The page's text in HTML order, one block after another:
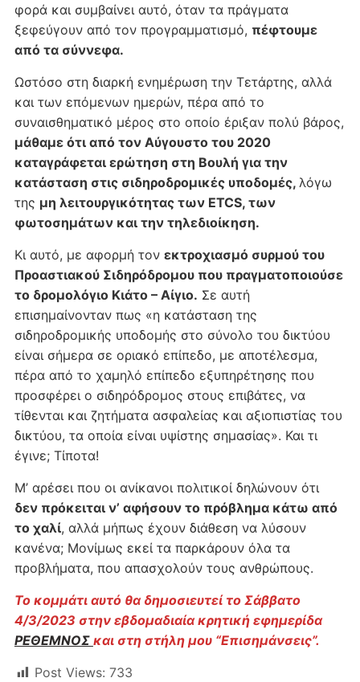
φορά και συμβαίνει αυτό, όταν τα πράγματα
ξεφεύγουν από τον προγραμματισμό, πέφτουμε
από τα σύννεφα.
Ωστόσο στη διαρκή ενημέρωση την Τετάρτης, αλλά
και των επόμενων ημερών, πέρα από το
συναισθηματικό μέρος στο οποίο έριξαν πολύ βάρος,
μάθαμε ότι από τον Αύγουστο του 2020
καταγράφεται ερώτηση στη Βουλή για την
κατάσταση στις σιδηροδρομικές υποδομές, λόγω
της μη λειτουργικότητας των ETCS, των
φωτοσημάτων και την τηλεδιοίκηση.
Κι αυτό, με αφορμή τον εκτροχιασμό συρμού του
Προαστιακού Σιδηρόδρομου που πραγματοποιούσε
το δρομολόγιο Κιάτο – Αίγιο. Σε αυτή
επισημαίνονταν πως «η κατάσταση της
σιδηροδρομικής υποδομής στο σύνολο του δικτύου
είναι σήμερα σε οριακό επίπεδο, με αποτέλεσμα,
πέρα από το χαμηλό επίπεδο εξυπηρέτησης που
προσφέρει ο σιδηρόδρομος στους επιβάτες, να
τίθενται και ζητήματα ασφαλείας και αξιοπιστίας του
δικτύου, τα οποία είναι υψίστης σημασίας». Και τι
έγινε; Τίποτα!
Μ’ αρέσει που οι ανίκανοι πολιτικοί δηλώνουν ότι
δεν πρόκειται ν’ αφήσουν το πρόβλημα κάτω από
το χαλί, αλλά μήπως έχουν διάθεση να λύσουν
κανένα; Μονίμως εκεί τα παρκάρουν όλα τα
προβλήματα, που απασχολούν τους ανθρώπους.
Το κομμάτι αυτό θα δημοσιευτεί το Σάββατο
4/3/2023 στην εβδομαδιαία κρητική εφημερίδα
ΡΕΘΕΜΝΟΣ και στη στήλη μου “Επισημάνσεις”.
Post Views: 733